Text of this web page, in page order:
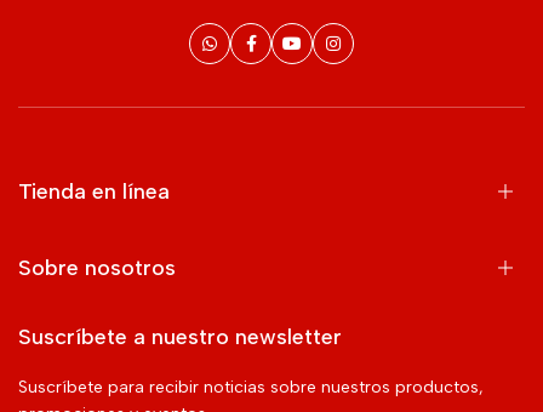
Tienda en línea
Sobre nosotros
Suscríbete a nuestro newsletter
Suscríbete para recibir noticias sobre nuestros productos,